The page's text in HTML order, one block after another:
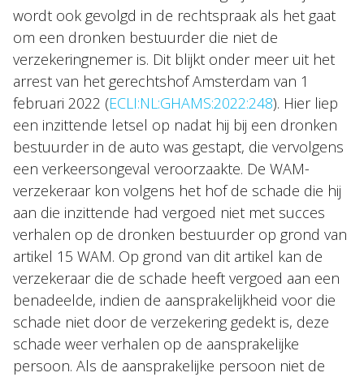
wordt ook gevolgd in de rechtspraak als het gaat
om een dronken bestuurder die niet de
verzekeringnemer is. Dit blijkt onder meer uit het
arrest van het gerechtshof Amsterdam van 1
februari 2022 (ECLI:NL:GHAMS:2022:248). Hier liep
een inzittende letsel op nadat hij bij een dronken
bestuurder in de auto was gestapt, die vervolgens
een verkeersongeval veroorzaakte. De WAM-
verzekeraar kon volgens het hof de schade die hij
aan die inzittende had vergoed niet met succes
verhalen op de dronken bestuurder op grond van
artikel 15 WAM. Op grond van dit artikel kan de
verzekeraar die de schade heeft vergoed aan een
benadeelde, indien de aansprakelijkheid voor die
schade niet door de verzekering gedekt is, deze
schade weer verhalen op de aansprakelijke
persoon. Als de aansprakelijke persoon niet de